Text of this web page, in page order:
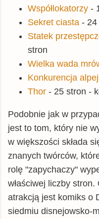
Współlokatorzy -
Sekret ciasta - 24
Statek
stron
Wielka wada
Konkurencja
Thor - 25 stron -
Podobnie jak w
jest to tom, który nie
w większości składa
znanych twórców,
rolę "zapychaczy"
właściwej liczby
atrakcją jest komiks o
siedmiu disnejowsko-